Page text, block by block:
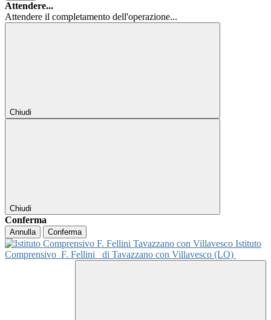
Attendere...
Attendere il completamento dell'operazione...
Chiudi
Chiudi
Conferma
Annulla Conferma
Istituto
Comprensivo F. Fellini di Tavazzano con Villavesco (LO)